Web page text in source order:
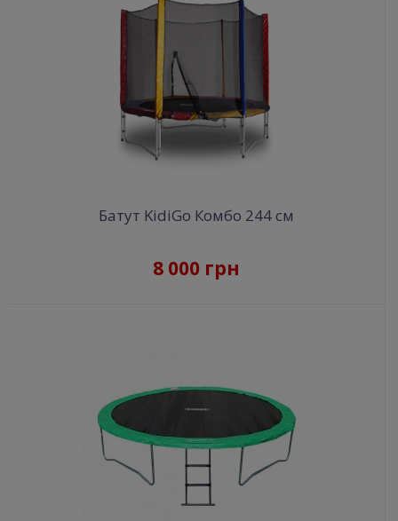
Батут KidiGo Комбо 244 см
8 000 грн